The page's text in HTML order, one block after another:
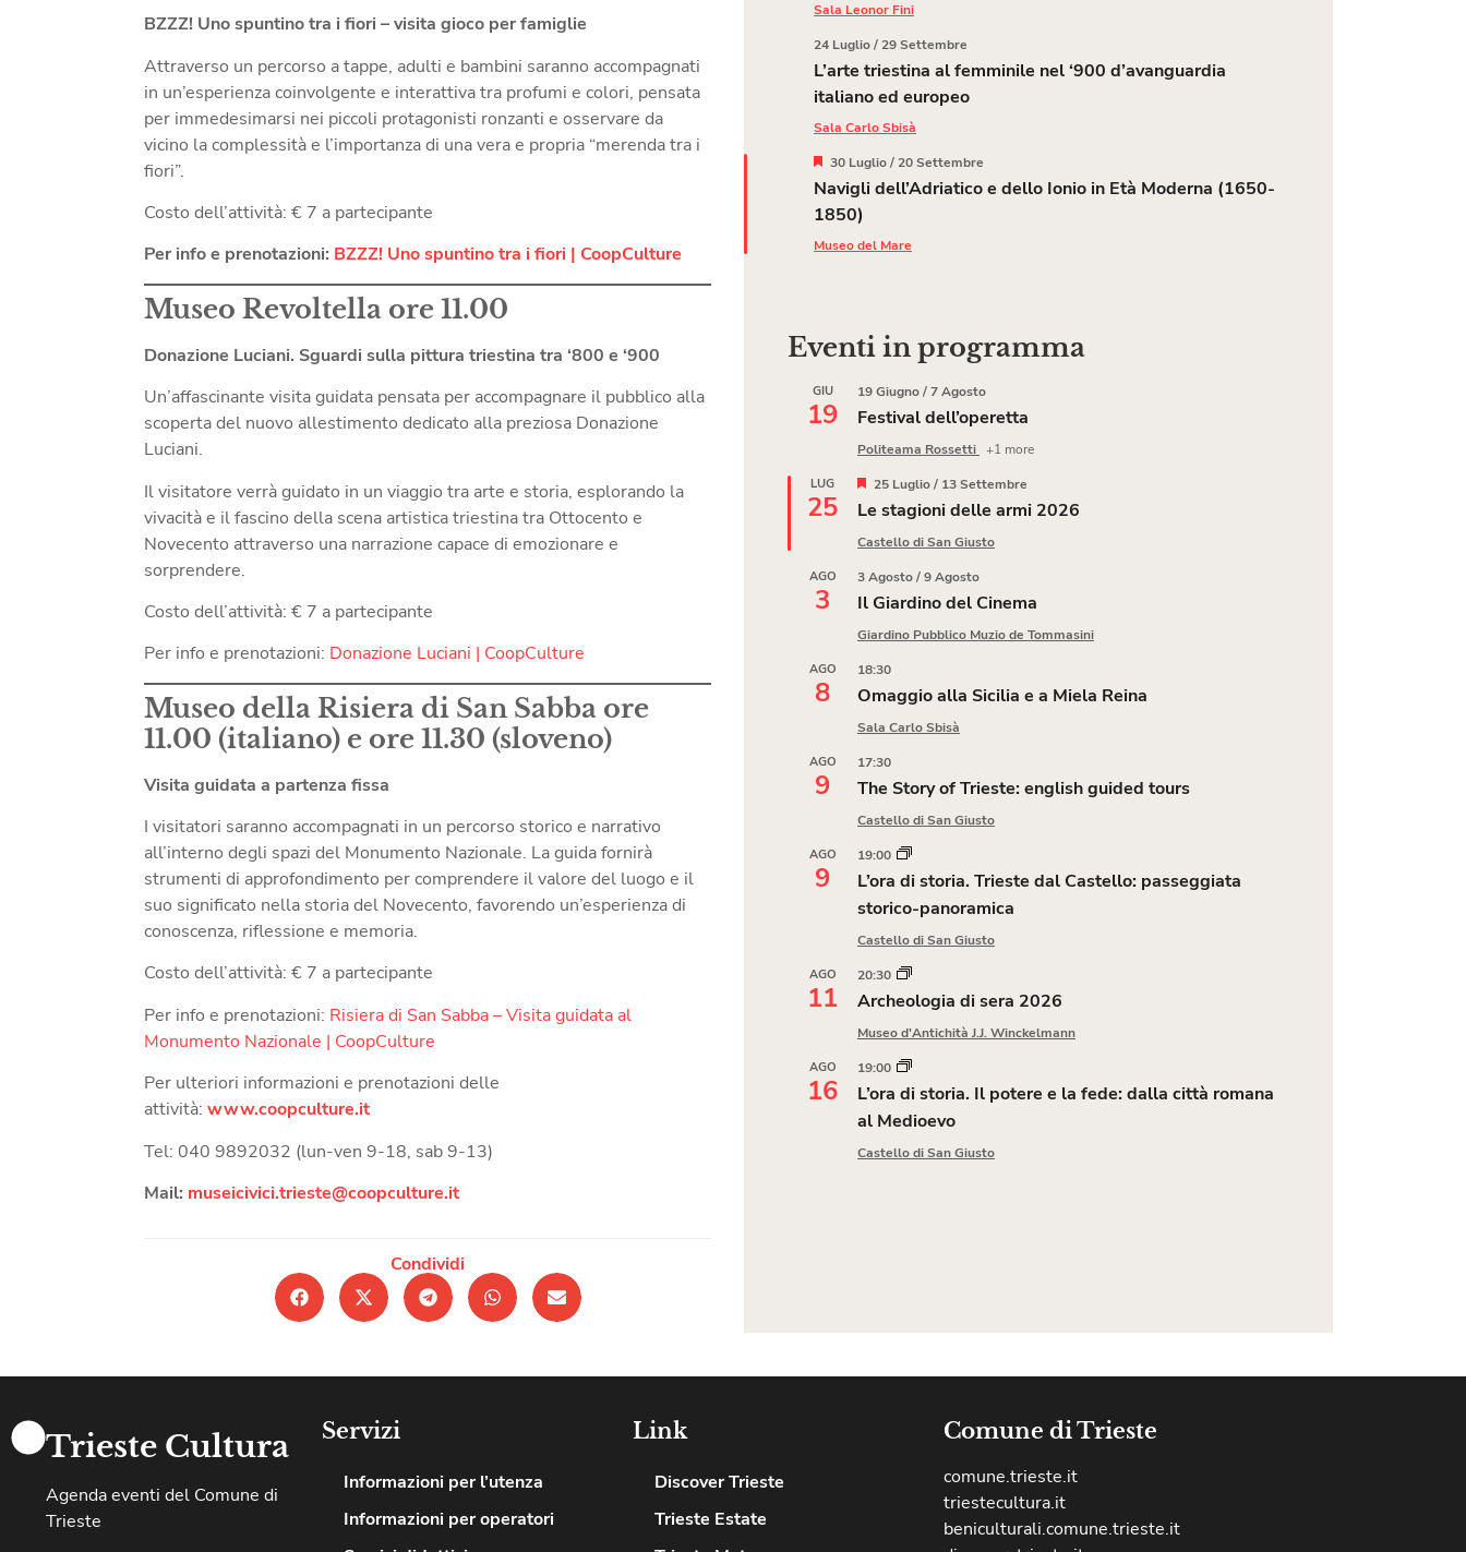
BZZZ! Uno spuntino tra i fiori – visita gioco per famiglie
Attraverso un percorso a tappe, adulti e bambini saranno accompagnati
in un’esperienza coinvolgente e interattiva tra profumi e colori, pensata
per immedesimarsi nei piccoli protagonisti ronzanti e osservare da
vicino la complessità e l’importanza di una vera e propria “merenda tra i
fiori”.
Costo dell’attività: € 7 a partecipante
Per info e prenotazioni: BZZZ! Uno spuntino tra i fiori | CoopCulture
Museo Revoltella ore 11.00
Donazione Luciani. Sguardi sulla pittura triestina tra ‘800 e ‘900
Un’affascinante visita guidata pensata per accompagnare il pubblico alla
scoperta del nuovo allestimento dedicato alla preziosa Donazione
Luciani.
Il visitatore verrà guidato in un viaggio tra arte e storia, esplorando la
vivacità e il fascino della scena artistica triestina tra Ottocento e
Novecento attraverso una narrazione capace di emozionare e
sorprendere.
Costo dell’attività: € 7 a partecipante
Per info e prenotazioni: Donazione Luciani | CoopCulture
Museo della Risiera di San Sabba ore
11.00 (italiano) e ore 11.30 (sloveno)
Visita guidata a partenza fissa
I visitatori saranno accompagnati in un percorso storico e narrativo
all’interno degli spazi del Monumento Nazionale. La guida fornirà
strumenti di approfondimento per comprendere il valore del luogo e il
suo significato nella storia del Novecento, favorendo un’esperienza di
conoscenza, riflessione e memoria.
Costo dell’attività: € 7 a partecipante
Per info e prenotazioni: Risiera di San Sabba – Visita guidata al
Monumento Nazionale | CoopCulture
Per ulteriori informazioni e prenotazioni delle
attività: www.coopculture.it
Tel: 040 9892032 (lun-ven 9-18, sab 9-13)
Mail: museicivici.trieste@coopculture.it
Condividi
Sala Leonor Fini
24 Luglio/ 29 Settembre
L’arte triestina al femminile nel ‘900 d’avanguardia
italiano ed europeo
Sala Carlo Sbisà
Segnalati
30 Luglio/ 20 Settembre
Navigli dell’Adriatico e dello Ionio in Età Moderna (1650-
1850)
Museo del Mare
Eventi in programma
GIU
19
19 Giugno/7 Agosto
Festival dell’operetta
Politeama Rossetti +1 more
LUG
25
Segnalati
25 Luglio/ 13 Settembre
Le stagioni delle armi 2026
Castello di San Giusto
AGO
3
3 Agosto/9 Agosto
Il Giardino del Cinema
Giardino Pubblico Muzio de Tommasini
AGO
8
18:30
Omaggio alla Sicilia e a Miela Reina
Sala Carlo Sbisà
AGO
9
17:30
The Story of Trieste: english guided tours
Castello di San Giusto
AGO
9
19:00
L’ora di storia. Trieste dal Castello: passeggiata
storico-panoramica
Castello di San Giusto
AGO
11
20:30
Archeologia di sera 2026
Museo d'Antichità J.J. Winckelmann
AGO
16
19:00
L’ora di storia. Il potere e la fede: dalla città romana
al Medioevo
Castello di San Giusto
Trieste Cultura
Agenda eventi del Comune di
Trieste
Servizi
Informazioni per l’utenza
Informazioni per operatori
Link
Discover Trieste
Trieste Estate
Comune di Trieste
comune.trieste.it
triestecultura.it
beniculturali.comune.trieste.it